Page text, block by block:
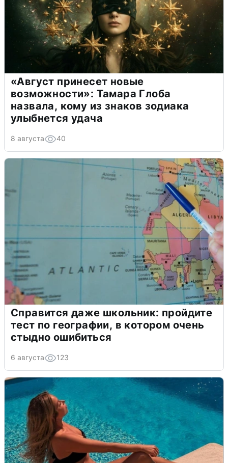
«Август принесет новые
возможности»: Тамара Глоба
назвала, кому из знаков зодиака
улыбнется удача
8 августа 40
Справится даже школьник: пройдите
тест по географии, в котором очень
стыдно ошибиться
6 августа 123